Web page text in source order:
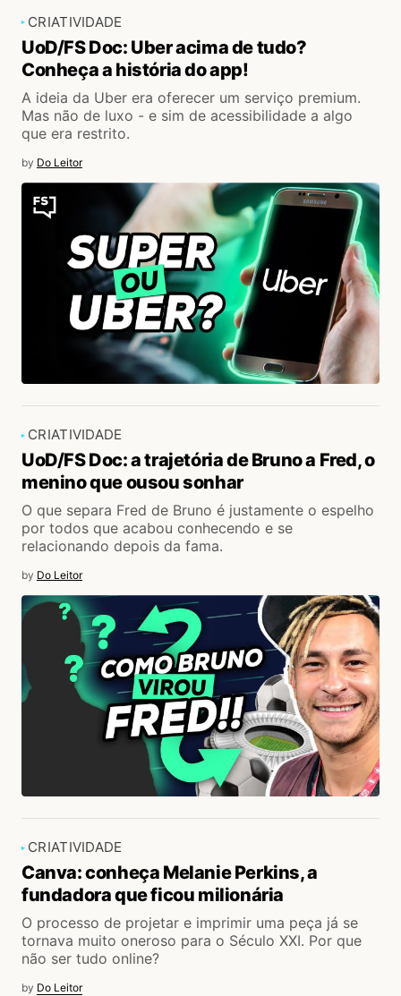
CRIATIVIDADE
UoD/FS Doc: Uber acima de tudo?
Conheça a história do app!
A ideia da Uber era oferecer um serviço premium.
Mas não de luxo - e sim de acessibilidade a algo
que era restrito.
by Do Leitor
CRIATIVIDADE
UoD/FS Doc: a trajetória de Bruno a Fred, o
menino que ousou sonhar
O que separa Fred de Bruno é justamente o espelho
por todos que acabou conhecendo e se
relacionando depois da fama.
by Do Leitor
CRIATIVIDADE
Canva: conheça Melanie Perkins, a
fundadora que ficou milionária
O processo de projetar e imprimir uma peça já se
tornava muito oneroso para o Século XXI. Por que
não ser tudo online?
by Do Leitor